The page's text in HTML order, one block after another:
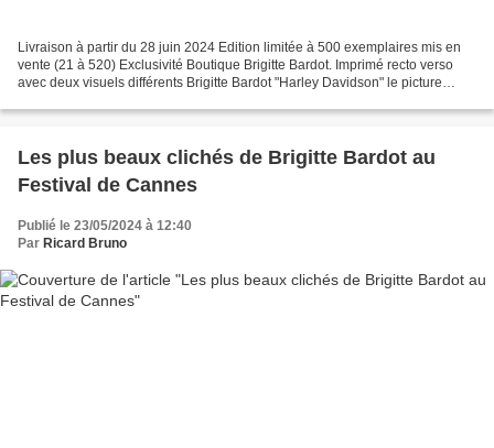
Livraison à partir du 28 juin 2024 Edition limitée à 500 exemplaires mis en
vente (21 à 520) Exclusivité Boutique Brigitte Bardot. Imprimé recto verso
avec deux visuels différents Brigitte Bardot "Harley Davidson" le picture
Les plus beaux clichés de Brigitte Bardot au
Festival de Cannes
Publié le 23/05/2024 à 12:40
Par Ricard Bruno